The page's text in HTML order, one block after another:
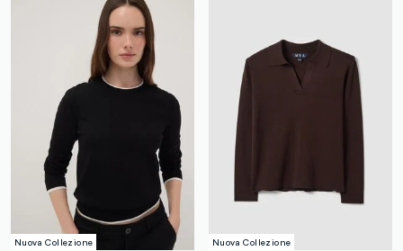
Nuova Collezione Nuova Collezione